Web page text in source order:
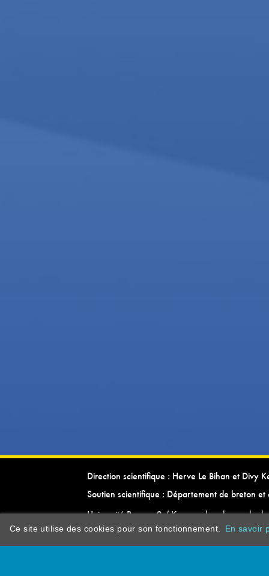
Direction scientifique : Herve Le Bihan et Divy
Soutien scientifique : Département de breton et
Université Rennes 2 / Kevrenn brezhoneg ha
Ce site utilise des cookies pour son fonctionnement. En savoir